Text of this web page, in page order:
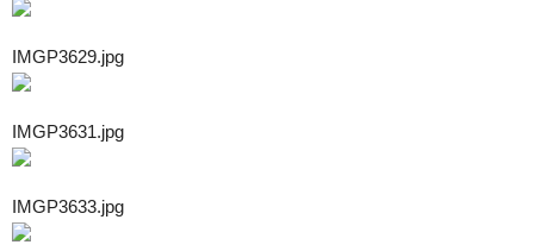
IMGP3629.jpg
IMGP3631.jpg
IMGP3633.jpg